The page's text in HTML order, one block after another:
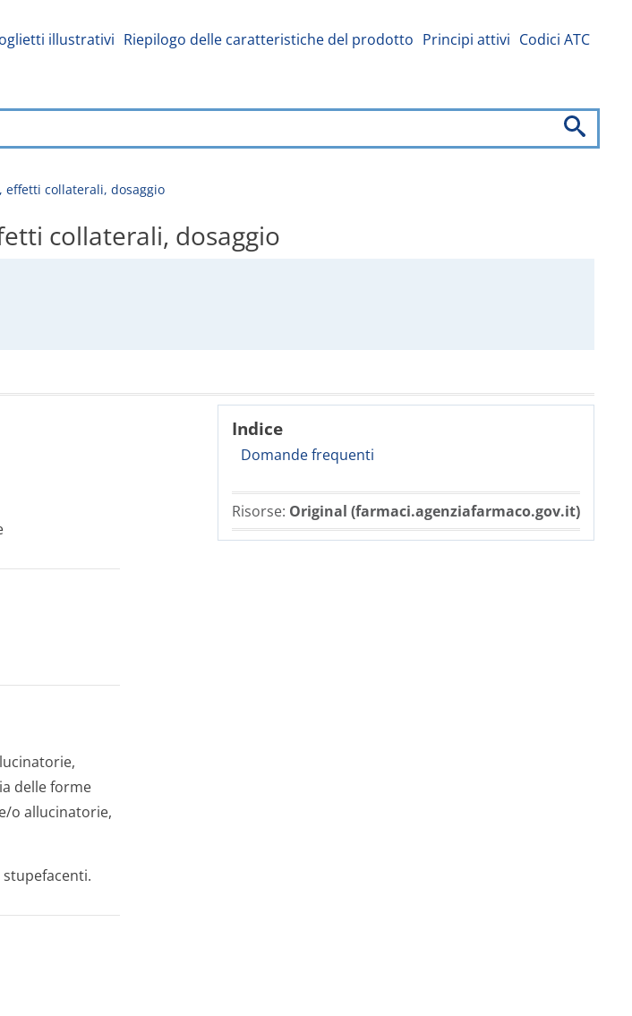
illustrativi Riepilogo delle caratteristiche del prodotto Principi attivi Codici ATC
effetti collaterali, dosaggio
collaterali, dosaggio
Indice
Domande frequenti
Risorse: Original (farmaci.agenziafarmaco.gov.it)
delle forme
o allucinatorie,